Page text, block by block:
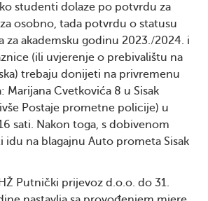
studenti dolaze po potvrdu za
osobno, tada potvrdu o statusu
za akademsku godinu 2023./2024. i
(ili uvjerenje o prebivalištu na
trebaju donijeti na privremenu
Marijana Cvetkovića 8 u Sisak
Postaje prometne policije) u
sati. Nakon toga, s dobivenom
na blagajnu Auto prometa Sisak
Putnički prijevoz d.o.o. do 31.